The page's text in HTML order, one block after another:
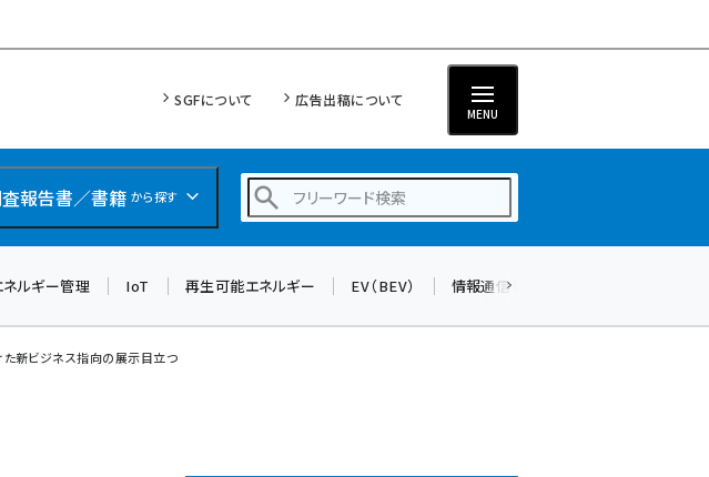
SGFについて 広告出稿について
MENU
報告書／書籍 から探す
ネルギー管理 IoT 再生可能エネルギー EV（BEV） 情報通信（ICT）
新ビジネス指向の展示目立つ